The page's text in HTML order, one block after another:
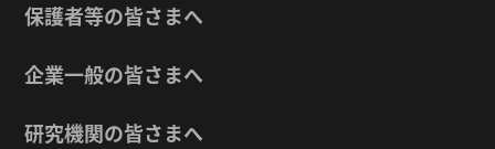
保護者等の皆さまへ
企業一般の皆さまへ
研究機関の皆さまへ